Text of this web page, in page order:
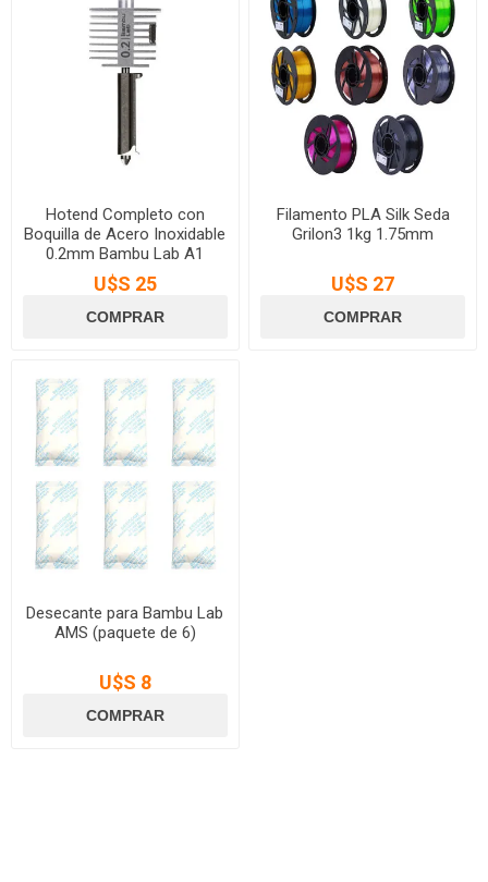
Hotend Completo con
Boquilla de Acero Inoxidable
0.2mm Bambu Lab A1
Series
U$S 25
Filamento PLA Silk Seda
Grilon3 1kg 1.75mm
U$S 27
Desecante para Bambu Lab
AMS (paquete de 6)
U$S 8